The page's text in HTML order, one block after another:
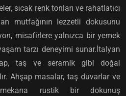
sıcak renk tonları ve rahatlatıcı
mutfağının lezzetli dokusunu
misafirlere yalnızca bir yemek
tarzı deneyimi sunar.İtalyan
taş ve seramik gibi doğal
Ahşap masalar, taş duvarlar ve
rustik bir dokunuş